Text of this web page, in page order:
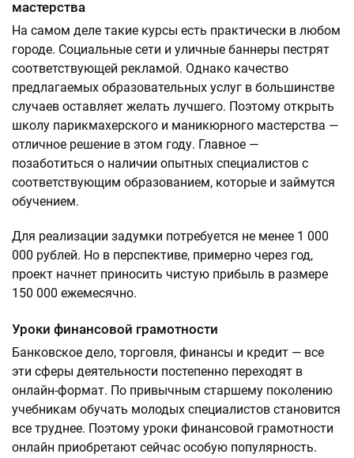
мастерства
На самом деле такие курсы есть практически в любом
городе. Социальные сети и уличные баннеры пестрят
соответствующей рекламой. Однако качество
предлагаемых образовательных услуг в большинстве
случаев оставляет желать лучшего. Поэтому открыть
школу парикмахерского и маникюрного мастерства —
отличное решение в этом году. Главное —
позаботиться о наличии опытных специалистов с
соответствующим образованием, которые и займутся
обучением.
Для реализации задумки потребуется не менее 1 000
000 рублей. Но в перспективе, примерно через год,
проект начнет приносить чистую прибыль в размере
150 000 ежемесячно.
Уроки финансовой грамотности
Банковское дело, торговля, финансы и кредит — все
эти сферы деятельности постепенно переходят в
онлайн-формат. По привычным старшему поколению
учебникам обучать молодых специалистов становится
все труднее. Поэтому уроки финансовой грамотности
онлайн приобретают сейчас особую популярность.